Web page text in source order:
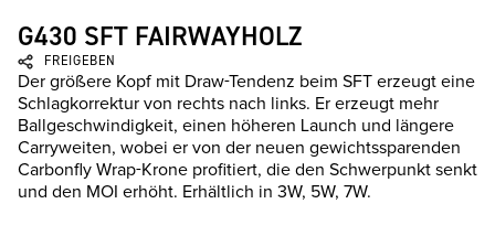
G430 SFT FAIRWAYHOLZ
FREIGEBEN
Der größere Kopf mit Draw-Tendenz beim SFT erzeugt eine
Schlagkorrektur von rechts nach links. Er erzeugt mehr
Ballgeschwindigkeit, einen höheren Launch und längere
Carryweiten, wobei er von der neuen gewichtssparenden
Carbonfly Wrap-Krone profitiert, die den Schwerpunkt senkt
und den MOI erhöht. Erhältlich in 3W, 5W, 7W.